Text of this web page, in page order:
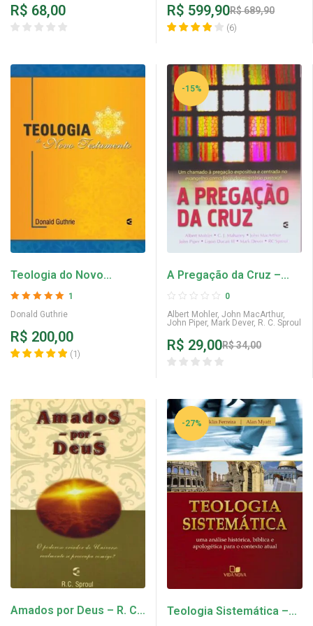
R$ 68,00 R$689,90
R$ 599,90
(6)
Teologia do Novo
Testamento – Donald
Guthrie
Avaliação de 5
1
Donald Guthrie
R$ 200,00
(1)
-15%
A Pregação da Cruz –
Albert Mohler, John Piper,
R. C. Sproul e outros
0
Albert Mohler, John MacArthur,
John Piper, Mark Dever, R. C. Sproul
R$34,00
R$ 29,00
Amados por Deus – R. C.
-27%
Teologia Sistemática –